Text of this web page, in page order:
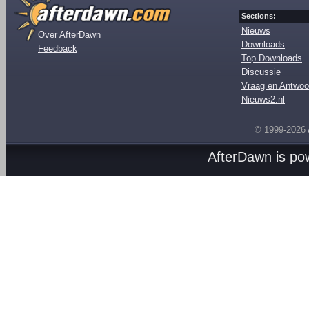
Over AfterDawn
Feedback
Sections:
Nieuws
Downloads
Top Downloads
Discussie
Vraag en
Nieuws2.nl
© 1999-2026
AfterDawn is